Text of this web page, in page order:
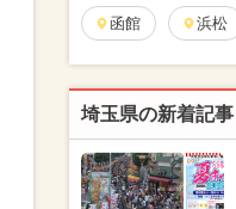
函館 浜松
埼玉県の新着記事